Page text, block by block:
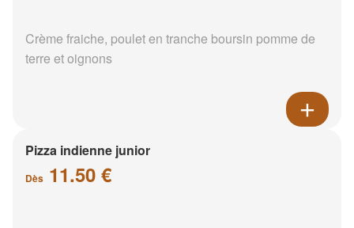
Crème fraiche, poulet en tranche boursin pomme de
terre et oignons
Pizza indienne junior
Dès 11.50 €